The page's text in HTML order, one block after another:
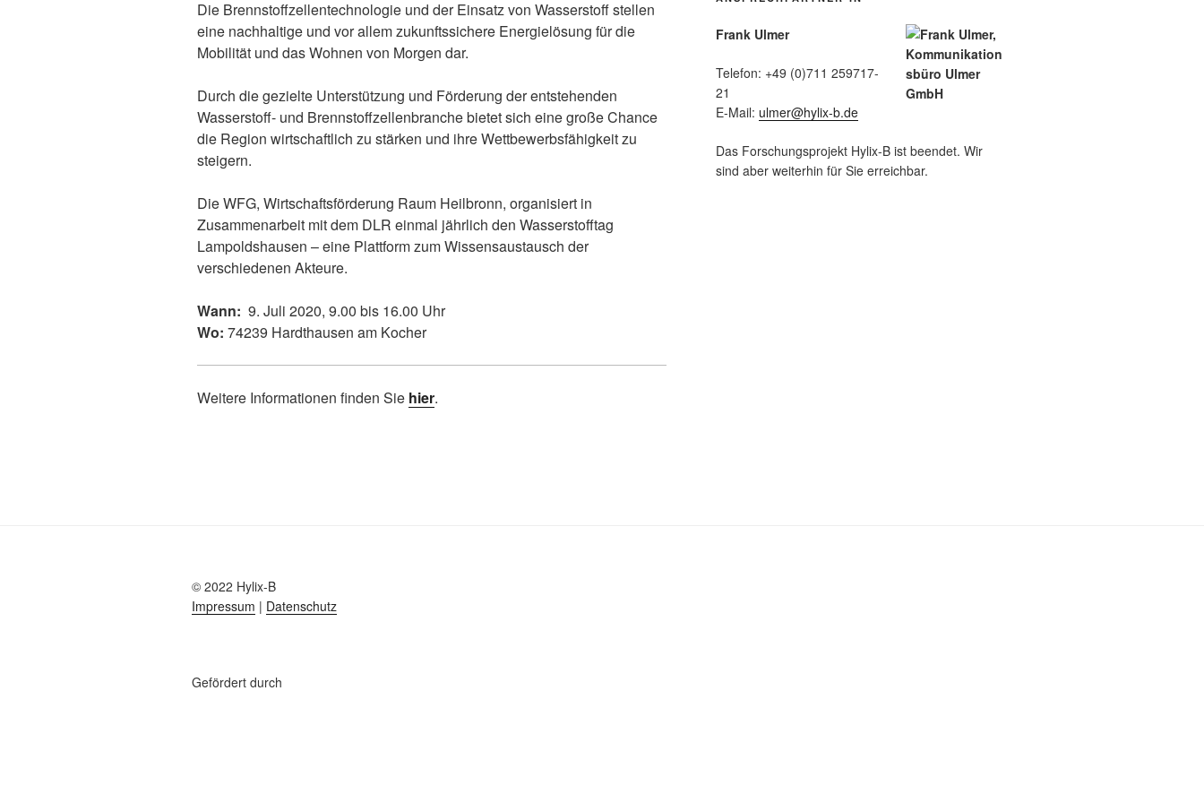
Die Brennstoffzellentechnologie und der Einsatz von Wasserstoff stellen
eine nachhaltige und vor allem zukunftssichere Energielösung für die
Mobilität und das Wohnen von Morgen dar.
Durch die gezielte Unterstützung und Förderung der entstehenden
Wasserstoff- und Brennstoffzellenbranche bietet sich eine große Chance
die Region wirtschaftlich zu stärken und ihre Wettbewerbsfähigkeit zu
steigern.
Die WFG, Wirtschaftsförderung Raum Heilbronn, organisiert in
Zusammenarbeit mit dem DLR einmal jährlich den Wasserstofftag
Lampoldshausen – eine Plattform zum Wissensaustausch der
verschiedenen Akteure.
Wann: 9. Juli 2020, 9.00 bis 16.00 Uhr
Wo: 74239 Hardthausen am Kocher
Weitere Informationen finden Sie hier.
Frank Ulmer
Telefon: +49 (0)711 259717-
21
E-Mail: ulmer@hylix-b.de
Das Forschungsprojekt Hylix-B ist beendet. Wir
sind aber weiterhin für Sie erreichbar.
© 2022 Hylix-B
Impressum | Datenschutz
Gefördert durch